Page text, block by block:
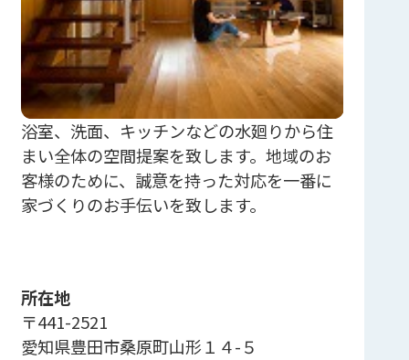
浴室、洗面、キッチンなどの水廻りから住
まい全体の空間提案を致します。地域のお
客様のために、誠意を持った対応を一番に
家づくりのお手伝いを致します。
所在地
〒441-2521
愛知県豊田市桑原町山形１４-５